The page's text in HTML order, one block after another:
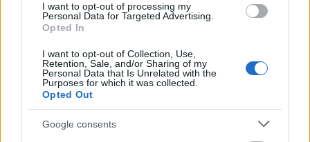
I want to opt-out of processing my
Personal Data for Targeted Advertising.
Opted In
I want to opt-out of Collection, Use,
Retention, Sale, and/or Sharing of my
Personal Data that Is Unrelated with the
Purposes for which it was collected.
Opted Out
Google consents
SZEMBE MERSZ NÉZNI AZZAL, AKIVÉ
VÁLHATTÁL VOLNA?